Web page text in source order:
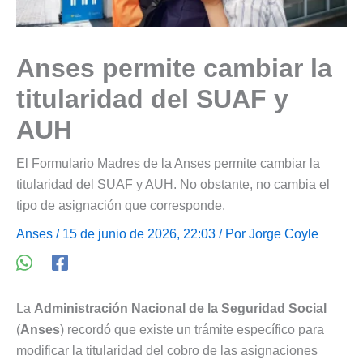
Anses permite cambiar la
titularidad del SUAF y
AUH
El Formulario Madres de la Anses permite cambiar la
titularidad del SUAF y AUH. No obstante, no cambia el
tipo de asignación que corresponde.
Anses / 15 de junio de 2026, 22:03 / Por Jorge Coyle
La Administración Nacional de la Seguridad Social
(Anses) recordó que existe un trámite específico para
modificar la titularidad del cobro de las asignaciones